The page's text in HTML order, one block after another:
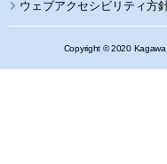
ウェブアクセシビリティ方
Copyright © 2020 Kagawa